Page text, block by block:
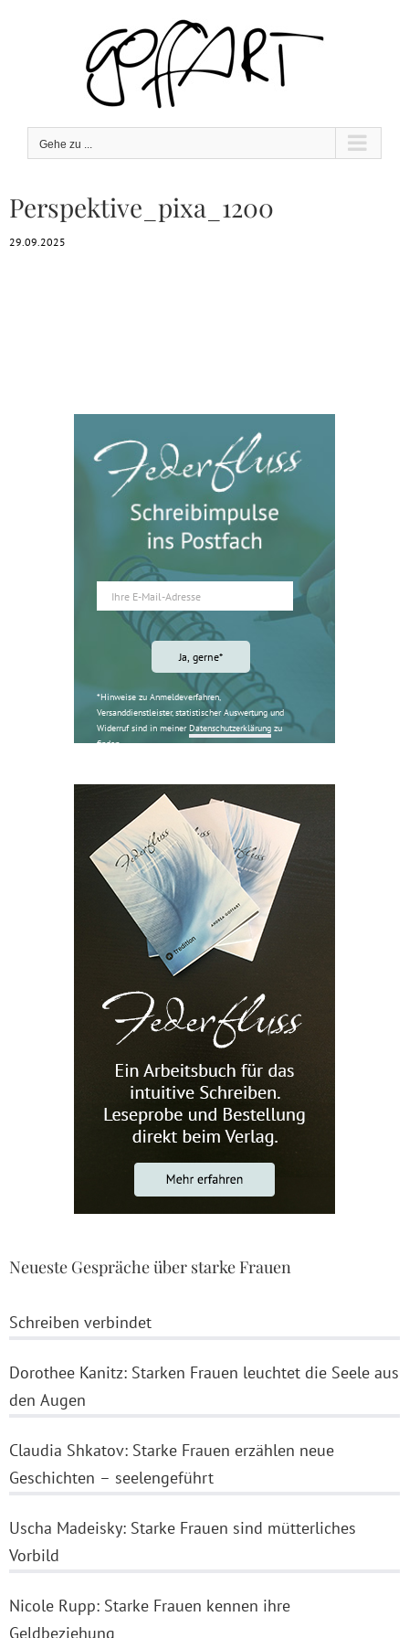
Gehe zu ...
Perspektive_pixa_1200
29.09.2025
*Hinweise zu Anmeldeverfahren,
Versanddienstleister, statistischer Auswertung und
Widerruf sind in meinerDatenschutzerklärung zu
finden.
Neueste Gespräche über starke Frauen
Schreiben verbindet
Dorothee Kanitz: Starken Frauen leuchtet die Seele aus
den Augen
Claudia Shkatov: Starke Frauen erzählen neue
Geschichten – seelengeführt
Uscha Madeisky: Starke Frauen sind mütterliches
Vorbild
Nicole Rupp: Starke Frauen kennen ihre
Geldbeziehung